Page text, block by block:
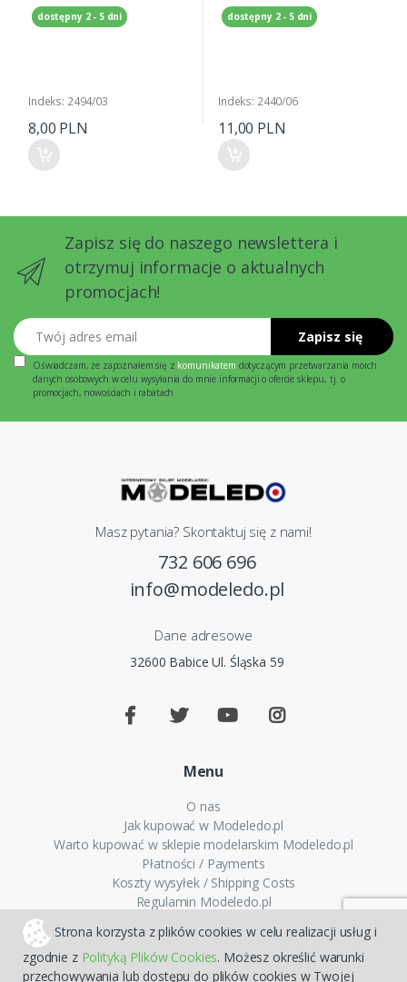
Strona korzysta z plików cookies w celu realizacji usług i
zgodnie z Polityką Plików Cookies. Możesz określić warunki
przechowywania lub dostępu do plików cookies w Twojej
dostępny 2 - 5 dni
Indeks: 2494/03
8,00 PLN
dostępny 2 - 5 dni
Indeks: 2440/06
11,00 PLN
Zapisz się do naszego newslettera i
otrzymuj informacje o aktualnych
promocjach!
Twój adres email
Zapisz się
Oświadczam, że zapoznałem się z komunikatem dotyczącym przetwarzania moich
danych osobowych w celu wysyłania do mnie informacji o ofercie sklepu, tj. o
promocjach, nowościach i rabatach
Masz pytania? Skontaktuj się z nami!
732 606 696
info@modeledo.pl
Dane adresowe
32600 Babice Ul. Śląska 59
Menu
O nas
Jak kupować w Modeledo.pl
Warto kupować w sklepie modelarskim Modeledo.pl
Płatności / Payments
Koszty wysyłek / Shipping Costs
Regulamin Modeledo.pl
Polityka prywatności
FAQ - Pytania i odpowiedzi
Mapa strony